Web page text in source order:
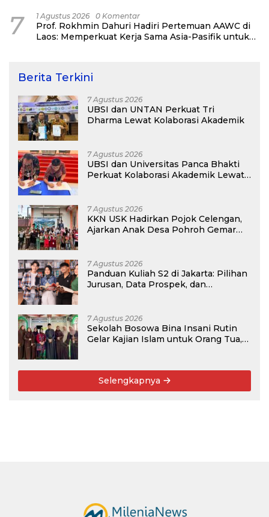
7 1 Agustus 2026 0 Komentar
Prof. Rokhmin Dahuri Hadiri Pertemuan AAWC di
Laos: Memperkuat Kerja Sama Asia-Pasifik untuk
Berita Terkini
7 Agustus 2026
UBSI dan UNTAN Perkuat Tri
Dharma Lewat Kolaborasi Akademik
7 Agustus 2026
UBSI dan Universitas Panca Bhakti
Perkuat Kolaborasi Akademik Lewat
7 Agustus 2026
KKN USK Hadirkan Pojok Celengan,
Ajarkan Anak Desa Pohroh Gemar
7 Agustus 2026
Panduan Kuliah S2 di Jakarta: Pilihan
Jurusan, Data Prospek, dan
7 Agustus 2026
Sekolah Bosowa Bina Insani Rutin
Gelar Kajian Islam untuk Orang Tua,
Selengkapnya